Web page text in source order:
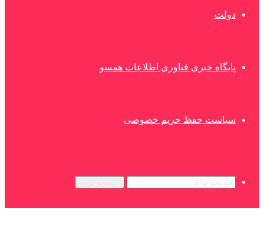
دولت
پایگاه خبری فناوری اطلاعات همسو
سیاست حفظ حریم خصوصی